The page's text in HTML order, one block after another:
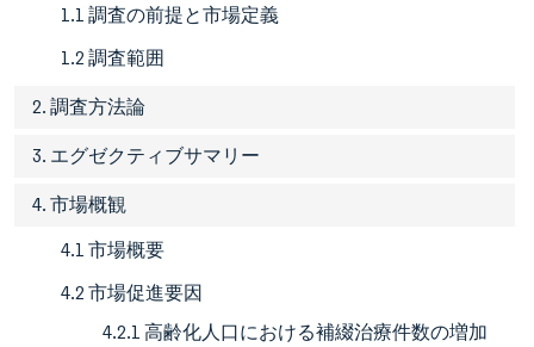
1.1 調査の前提と市場定義
1.2 調査範囲
2. 調査方法論
3. エグゼクティブサマリー
4. 市場概観
4.1 市場概要
4.2 市場促進要因
4.2.1 高齢化人口における補綴治療件数の増加